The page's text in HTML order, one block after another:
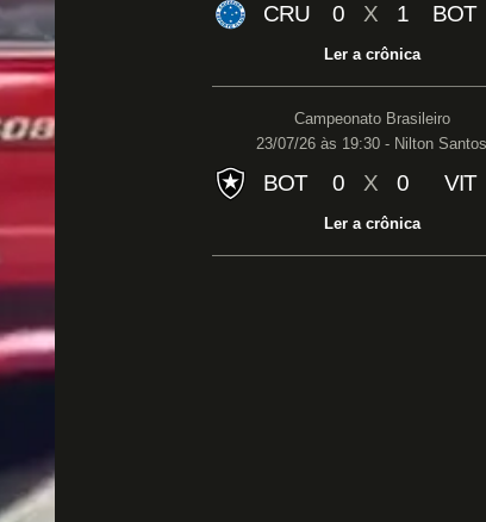
CRU 0 X 1 BOT
Ler a crônica
Campeonato Brasileiro
23/07/26 às 19:30 - Nilton Santos
BOT 0 X 0 VIT
Ler a crônica